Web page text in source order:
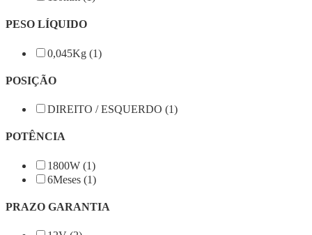
PESO LÍQUIDO
0,045Kg (1)
POSIÇÃO
DIREITO / ESQUERDO (1)
POTÊNCIA
1800W (1)
6Meses (1)
PRAZO GARANTIA